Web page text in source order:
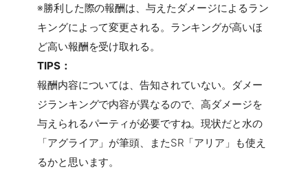
※勝利した際の報酬は、与えたダメージによるラン
キングによって変更される。ランキングが高いほ
ど高い報酬を受け取れる。
TIPS：
報酬内容については、告知されていない。ダメー
ジランキングで内容が異なるので、高ダメージを
与えられるパーティが必要ですね。現状だと水の
「アグライア」が筆頭、またSR「アリア」も使え
るかと思います。